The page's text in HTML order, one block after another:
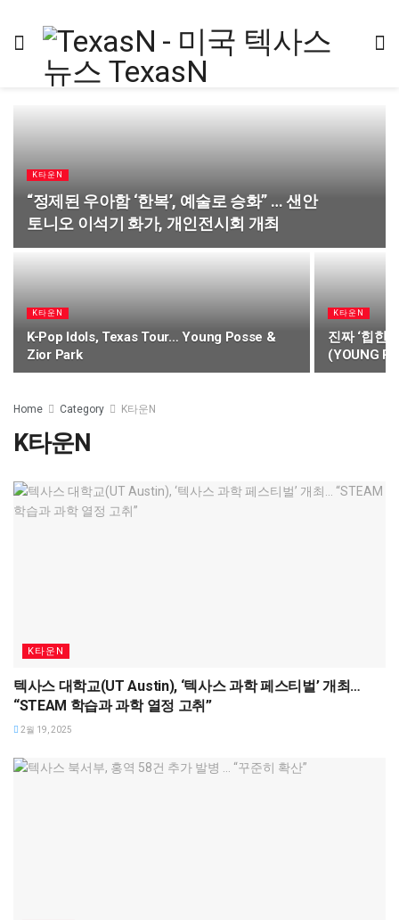
K타운N
“정제된 우아함 ‘한복’, 예술로 승화” … 샌안
토니오 이석기 화가, 개인전시회 개최
K타운N
K-Pop Idols, Texas Tour… Young Posse &
Zior Park
K타운N
진짜 ‘힙한
(YOUNG
Home Category K타운N
K타운N
K타운N
텍사스 대학교(UT Austin), ‘텍사스 과학 페스티벌’ 개최…
“STEAM 학습과 과학 열정 고취”
2월 19, 2025